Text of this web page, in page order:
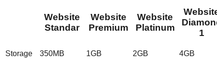
Website
Standar
Website
Premium
Website
Platinum
1
Storage 350MB 1GB 2GB 4GB